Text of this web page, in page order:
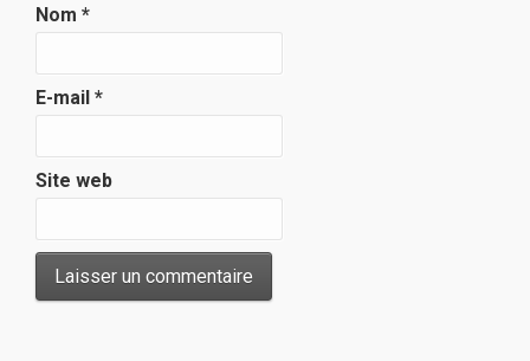
Nom *
E-mail *
Site web